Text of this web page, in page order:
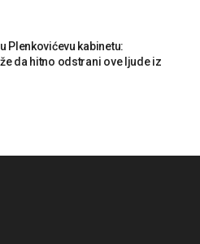
Plenkovićevu kabinetu:
da hitno odstrani ove ljude iz